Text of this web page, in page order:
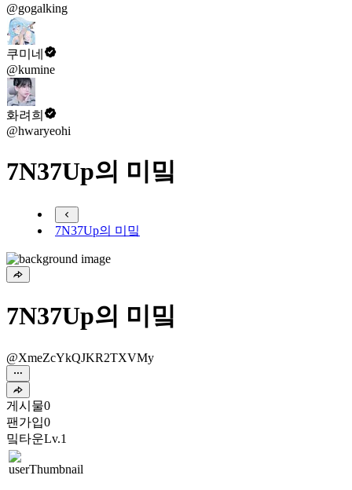
@gogalking
쿠미네
@kumine
화려희
@hwaryeohi
7N37Up의 미밐
7N37Up의 미밐
7N37Up의 미밐
@XmeZcYkQJKR2TXVMy
게시물0
팬가입0
밐타운Lv.1